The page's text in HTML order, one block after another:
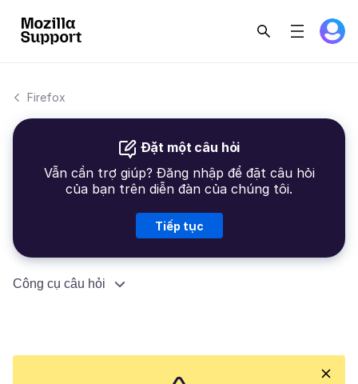
Firefox
Đặt một câu hỏi
Vẫn cần trợ giúp? Đăng nhập để đặt câu hỏi
của bạn trên diễn đàn của chúng tôi.
Tiếp tục
Công cụ câu hỏi